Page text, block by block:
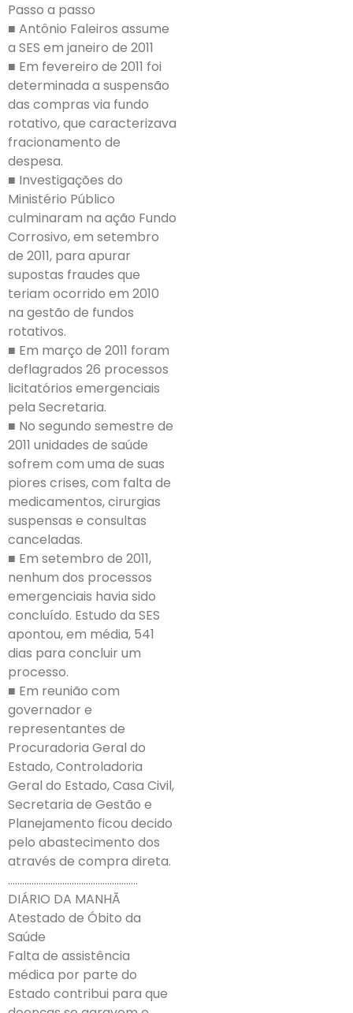
Passo a passo
■ Antônio Faleiros assume
a SES em janeiro de 2011
■ Em fevereiro de 2011 foi
determinada a suspensão
das compras via fundo
rotativo, que caracterizava
fracionamento de
despesa.
■ Investigações do
Ministério Público
culminaram na ação Fundo
Corrosivo, em setembro
de 2011, para apurar
supostas fraudes que
teriam ocorrido em 2010
na gestão de fundos
rotativos.
■ Em março de 2011 foram
deflagrados 26 processos
licitatórios emergenciais
pela Secretaria.
■ No segundo semestre de
2011 unidades de saúde
sofrem com uma de suas
piores crises, com falta de
medicamentos, cirurgias
suspensas e consultas
canceladas.
■ Em setembro de 2011,
nenhum dos processos
emergenciais havia sido
concluído. Estudo da SES
apontou, em média, 541
dias para concluir um
processo.
■ Em reunião com
governador e
representantes de
Procuradoria Geral do
Estado, Controladoria
Geral do Estado, Casa Civil,
Secretaria de Gestão e
Planejamento ficou decido
pelo abastecimento dos
através de compra direta.
……………………………………………….
DIÁRIO DA MANHÃ
Atestado de Óbito da
Saúde
Falta de assistência
médica por parte do
Estado contribui para que